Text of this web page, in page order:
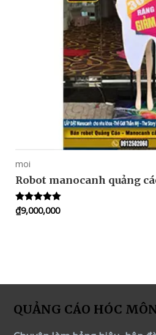
moi
Robot manocanh quảng
Rated
5.00
₫9,000,000
QUẢNG CÁO HÓC